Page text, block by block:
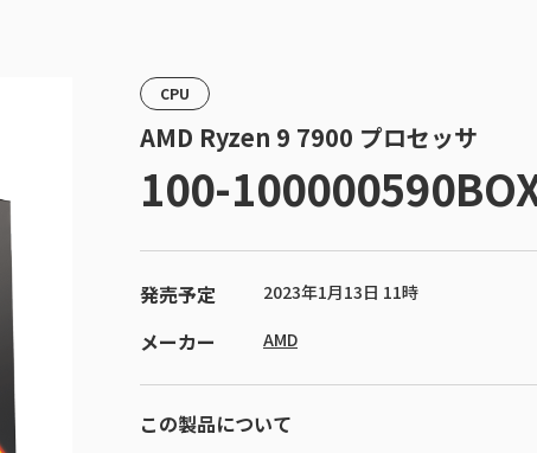
CPU
AMD Ryzen 9 7900 プロセッサ
100-
発売予定 2023年1月13日 11時
メーカー AMD
この製品について